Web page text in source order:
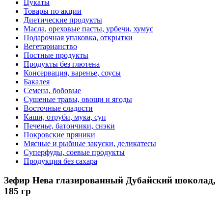
Цукаты
Товары по акции
Диетические продукты
Масла, ореховые пасты, урбечи, хумус
Подарочная упаковка, открытки
Вегетарианство
Постные продукты
Продукты без глютена
Консервация, варенье, соусы
Бакалея
Семена, бобовые
Сушеные травы, овощи и ягоды
Восточные сладости
Каши, отруби, мука, суп
Печенье, батончики, снэки
Покровские пряники
Мясные и рыбные закуски, деликатесы
Суперфуды, соевые продукты
Продукция без сахара
Зефир Нева глазированный Дубайский шоколад,
185 гр